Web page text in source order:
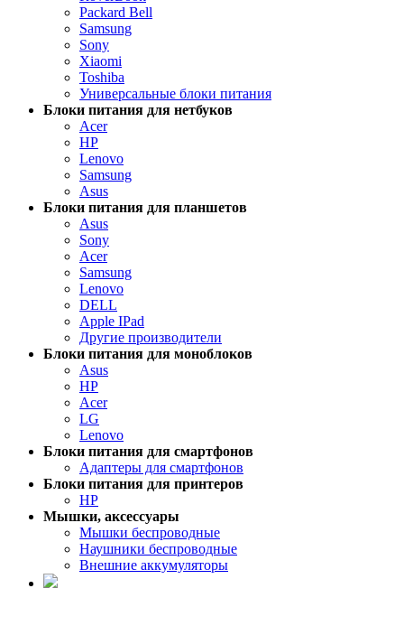
Packard Bell
Samsung
Sony
Xiaomi
Toshiba
Универсальные блоки питания
Блоки питания для нетбуков
Acer
HP
Lenovo
Samsung
Asus
Блоки питания для планшетов
Asus
Sony
Acer
Samsung
Lenovo
DELL
Apple IPad
Другие производители
Блоки питания для моноблоков
Asus
HP
Acer
LG
Lenovo
Блоки питания для смартфонов
Адаптеры для смартфонов
Блоки питания для принтеров
HP
Мышки, аксессуары
Мышки беспроводные
Наушники беспроводные
Внешние аккумуляторы